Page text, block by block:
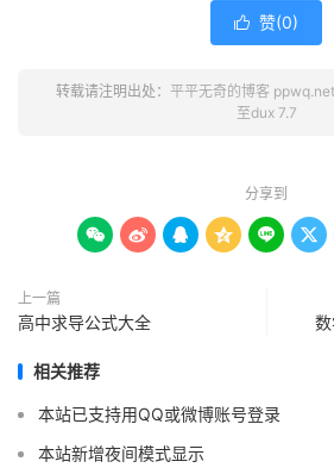
 赞(0)
转载请注明出处： 平平无奇的博客 ppwq.net
至dux 7.7
分享到
     
上一篇
高中求导公式大全
相关推荐
本站已支持用QQ或微博账号登录
本站新增夜间模式显示